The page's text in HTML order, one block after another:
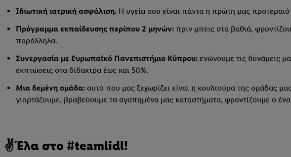
Ιδιωτική ιατρική ασφάλιση. Η υγεία σου είναι πάντα η πρώτη μας
Πρόγραμμα εκπαίδευσης περίπου 2 μηνών: πριν μπεις στα βαθιά,
παράλληλα.
Συνεργασία με Ευρωπαϊκό Πανεπιστήμιο Κύπρου: ενώνουμε τις δυνάμεις
εκπτώσεις στα δίδακτρα έως και 50%.
Μια δεμένη ομάδα: αυτό που μας ξεχωρίζει είναι η κουλτούρα της ομάδας
γιορτάζουμε, βραβεύουμε τα αγαπημένα μας καταστήματα, φροντίζουμε ο
✌Έλα στο #teamlidl!